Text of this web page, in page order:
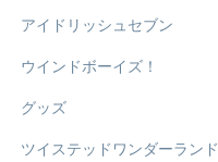
アイドリッシュセブン
ウインドボーイズ！
グッズ
ツイステッドワンダーランド